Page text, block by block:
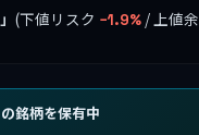
(下値リスク −1.9% / 上値
銘柄を保有中